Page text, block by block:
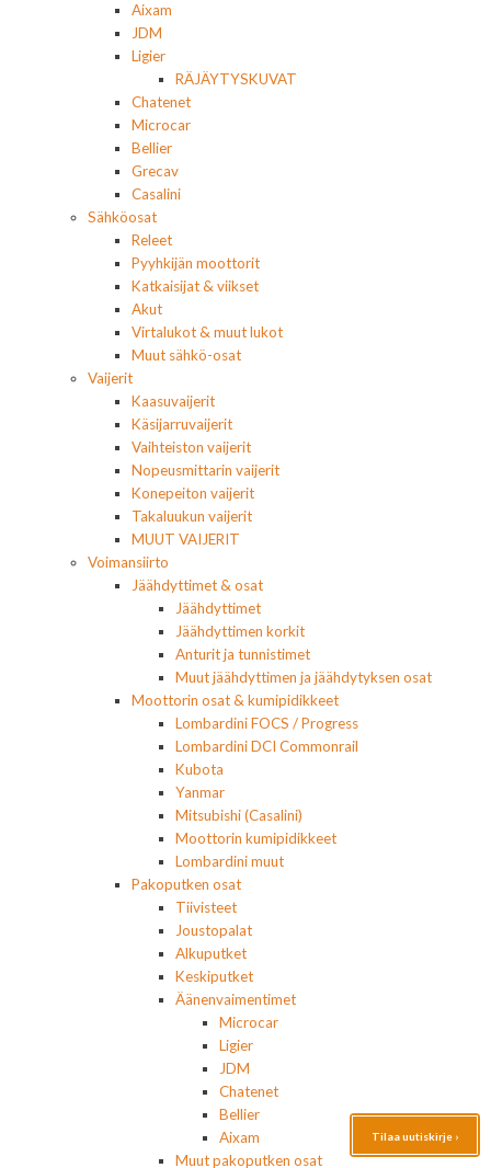
Aixam
JDM
Ligier
RÄJÄYTYSKUVAT
Chatenet
Microcar
Bellier
Grecav
Casalini
Sähköosat
Releet
Pyyhkijän moottorit
Katkaisijat & viikset
Akut
Virtalukot & muut lukot
Muut sähkö-osat
Vaijerit
Kaasuvaijerit
Käsijarruvaijerit
Vaihteiston vaijerit
Nopeusmittarin vaijerit
Konepeiton vaijerit
Takaluukun vaijerit
MUUT VAIJERIT
Voimansiirto
Jäähdyttimet & osat
Jäähdyttimet
Jäähdyttimen korkit
Anturit ja tunnistimet
Muut jäähdyttimen ja jäähdytyksen osat
Moottorin osat & kumipidikkeet
Lombardini FOCS / Progress
Lombardini DCI Commonrail
Kubota
Yanmar
Mitsubishi (Casalini)
Moottorin kumipidikkeet
Lombardini muut
Pakoputken osat
Tiivisteet
Joustopalat
Alkuputket
Keskiputket
Äänenvaimentimet
Microcar
Ligier
JDM
Chatenet
Bellier
Aixam
Muut pakoputken osat
Tilaa uutiskirje ›